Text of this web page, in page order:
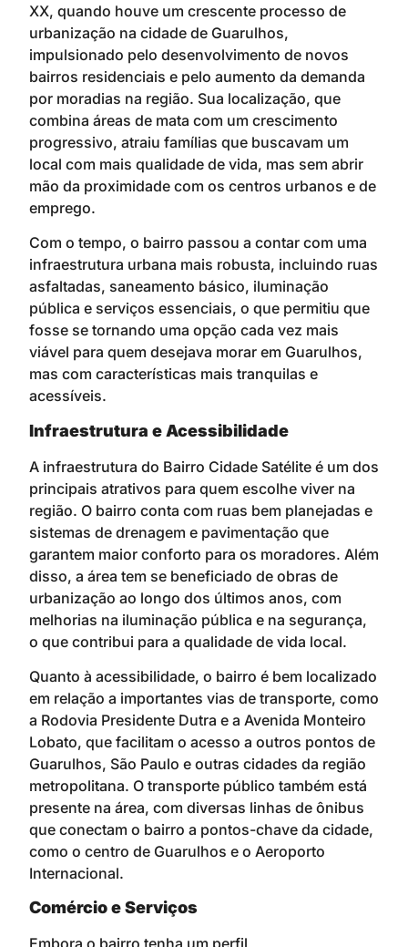
XX, quando houve um crescente processo de
urbanização na cidade de Guarulhos,
impulsionado pelo desenvolvimento de novos
bairros residenciais e pelo aumento da demanda
por moradias na região. Sua localização, que
combina áreas de mata com um crescimento
progressivo, atraiu famílias que buscavam um
local com mais qualidade de vida, mas sem abrir
mão da proximidade com os centros urbanos e de
emprego.
Com o tempo, o bairro passou a contar com uma
infraestrutura urbana mais robusta, incluindo ruas
asfaltadas, saneamento básico, iluminação
pública e serviços essenciais, o que permitiu que
fosse se tornando uma opção cada vez mais
viável para quem desejava morar em Guarulhos,
mas com características mais tranquilas e
acessíveis.
Infraestrutura e Acessibilidade
A infraestrutura do Bairro Cidade Satélite é um dos
principais atrativos para quem escolhe viver na
região. O bairro conta com ruas bem planejadas e
sistemas de drenagem e pavimentação que
garantem maior conforto para os moradores. Além
disso, a área tem se beneficiado de obras de
urbanização ao longo dos últimos anos, com
melhorias na iluminação pública e na segurança,
o que contribui para a qualidade de vida local.
Quanto à acessibilidade, o bairro é bem localizado
em relação a importantes vias de transporte, como
a Rodovia Presidente Dutra e a Avenida Monteiro
Lobato, que facilitam o acesso a outros pontos de
Guarulhos, São Paulo e outras cidades da região
metropolitana. O transporte público também está
presente na área, com diversas linhas de ônibus
que conectam o bairro a pontos-chave da cidade,
como o centro de Guarulhos e o Aeroporto
Internacional.
Comércio e Serviços